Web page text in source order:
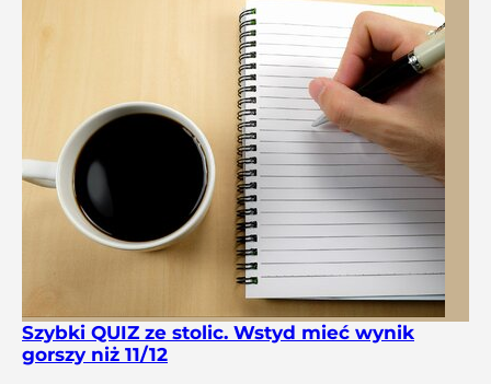
Szybki QUIZ ze stolic. Wstyd mieć wynik
gorszy niż 11/12